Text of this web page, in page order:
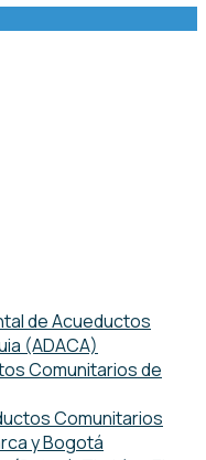
de Acueductos
(ADACA)
Comunitarios de
Comunitarios
y Bogotá